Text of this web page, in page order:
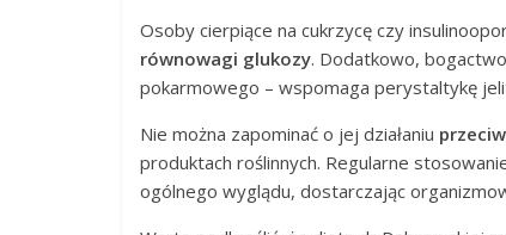
Osoby cierpiące na cukrzycę czy
równowagi glukozy. Dodatkowo,
pokarmowego – wspomaga perystaltykę
Nie można zapominać o jej działaniu
produktach roślinnych. Regularne
ogólnego wyglądu, dostarczając